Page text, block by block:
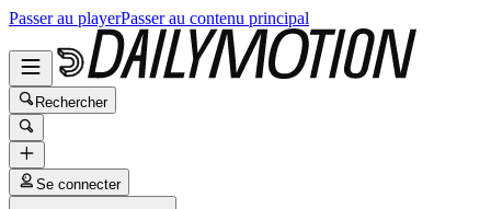
Passer au playerPasser au contenu principal
Rechercher
Se connecter